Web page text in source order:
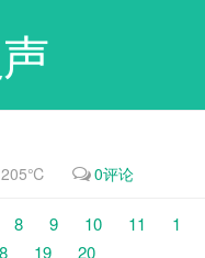
0评论
8 9 10 11
1
19
20